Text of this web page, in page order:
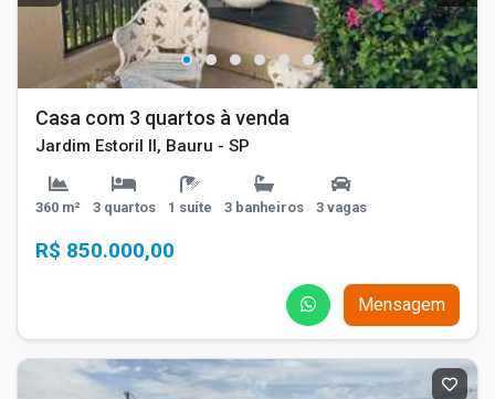
Casa com 3 quartos à venda
Jardim Estoril II, Bauru - SP
360 m² 3 quartos 1 suíte 3 banheiros 3 vagas
R$ 850.000,00
Mensagem